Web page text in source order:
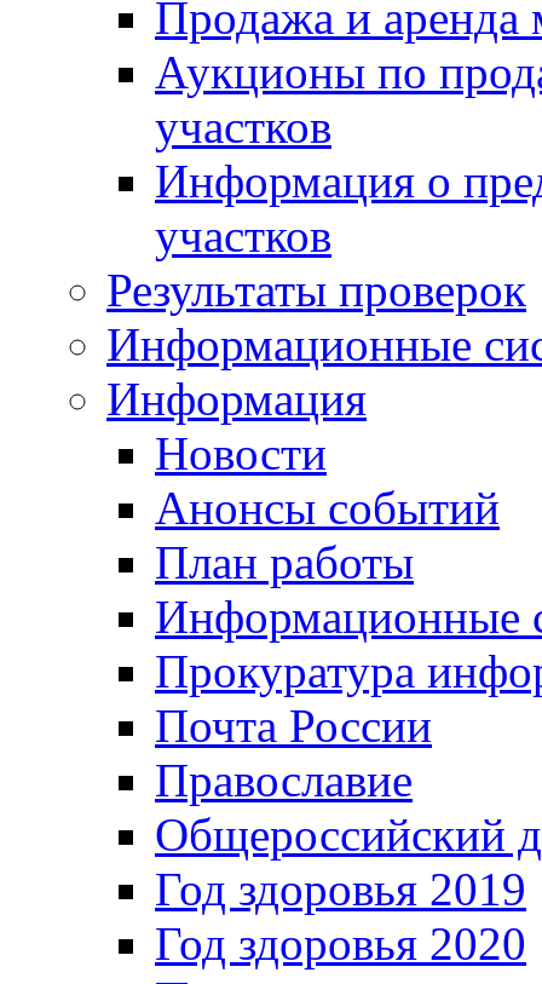
Продажа и аренда
Аукционы по
участков
Информация о
участков
Результаты проверок
Информационные
Информация
Новости
Анонсы событий
План работы
Информационные
Прокуратура
Почта России
Православие
Общероссийский
Год здоровья 2019
Год здоровья 2020